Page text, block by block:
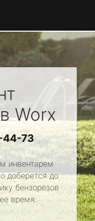
Worx
44-73
инвентарем
доберется до
бензорезов
время.